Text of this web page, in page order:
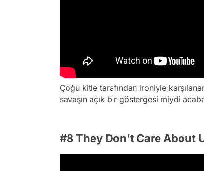
Çoğu kitle tarafından ironiyle
savaşın açık bir göstergesi miydi
#8 They Don't Care About